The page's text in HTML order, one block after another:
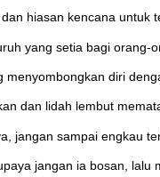
hiasan kencana untuk
yang setia bagi
diri
dan lidah lembut
jangan sampai engkau
jangan ia bosan, lalu